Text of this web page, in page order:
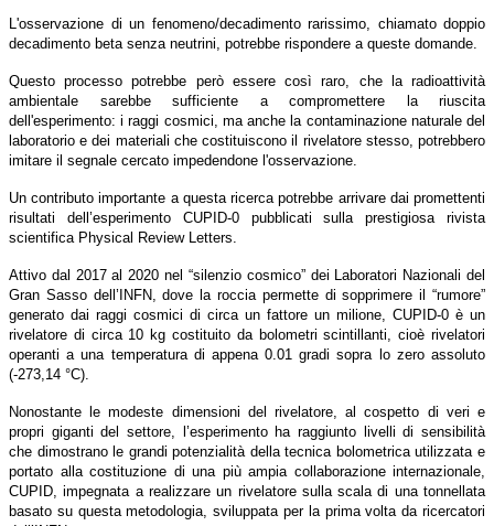
L'osservazione di un fenomeno/decadimento rarissimo, chiamato doppio
decadimento beta senza neutrini, potrebbe rispondere a queste domande.
Questo processo potrebbe però essere così raro, che la radioattività
ambientale sarebbe sufficiente a compromettere la riuscita
dell'esperimento: i raggi cosmici, ma anche la contaminazione naturale del
laboratorio e dei materiali che costituiscono il rivelatore stesso, potrebbero
imitare il segnale cercato impedendone l'osservazione.
Un contributo importante a questa ricerca potrebbe arrivare dai promettenti
risultati dell’esperimento CUPID-0 pubblicati sulla prestigiosa rivista
scientifica Physical Review Letters.
Attivo dal 2017 al 2020 nel “silenzio cosmico” dei Laboratori Nazionali del
Gran Sasso dell’INFN, dove la roccia permette di sopprimere il “rumore”
generato dai raggi cosmici di circa un fattore un milione, CUPID-0 è un
rivelatore di circa 10 kg costituito da bolometri scintillanti, cioè rivelatori
operanti a una temperatura di appena 0.01 gradi sopra lo zero assoluto
(-273,14 °C).
Nonostante le modeste dimensioni del rivelatore, al cospetto di veri e
propri giganti del settore, l’esperimento ha raggiunto livelli di sensibilità
che dimostrano le grandi potenzialità della tecnica bolometrica utilizzata e
portato alla costituzione di una più ampia collaborazione internazionale,
CUPID, impegnata a realizzare un rivelatore sulla scala di una tonnellata
basato su questa metodologia, sviluppata per la prima volta da ricercatori